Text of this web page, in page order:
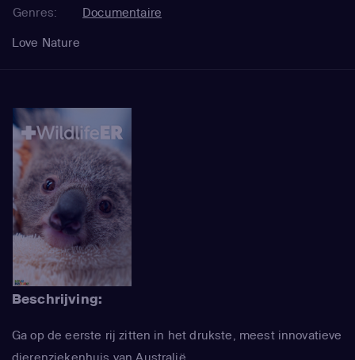
Genres:
Documentaire
Love Nature
Beschrijving:
Ga op de eerste rij zitten in het drukste, meest innovatieve